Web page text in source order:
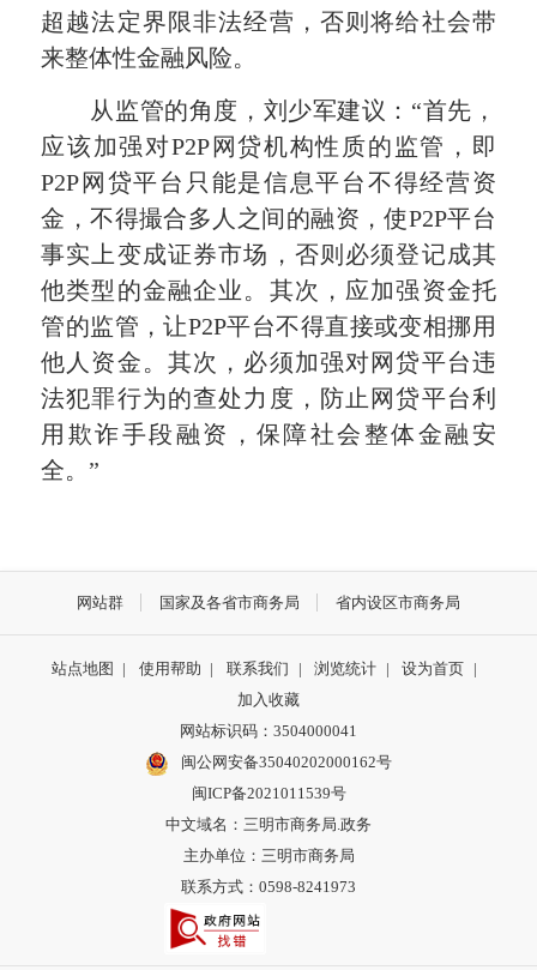
超越法定界限非法经营，否则将给社会带
来整体性金融风险。
从监管的角度，刘少军建议：“首先，
应该加强对P2P网贷机构性质的监管，即
P2P网贷平台只能是信息平台不得经营资
金，不得撮合多人之间的融资，使P2P平台
事实上变成证券市场，否则必须登记成其
他类型的金融企业。其次，应加强资金托
管的监管，让P2P平台不得直接或变相挪用
他人资金。其次，必须加强对网贷平台违
法犯罪行为的查处力度，防止网贷平台利
用欺诈手段融资，保障社会整体金融安
全。”
网站群 国家及各省市商务局 省内设区市商务局
站点地图 | 使用帮助 | 联系我们 | 浏览统计 | 设为首页 |
加入收藏
网站标识码：3504000041
闽公网安备35040202000162号
闽ICP备2021011539号
中文域名：三明市商务局.政务
主办单位：三明市商务局
联系方式：0598-8241973